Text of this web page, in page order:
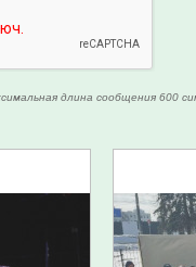
длина сообщения 600